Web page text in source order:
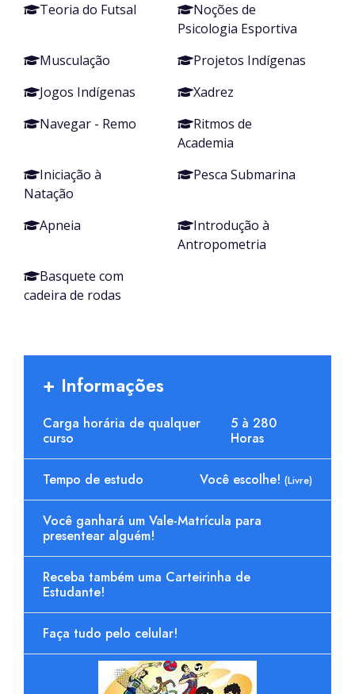
Teoria do Futsal
Noções de
Psicologia Esportiva
Musculação
Projetos Indígenas
Jogos Indígenas
Xadrez
Navegar - Remo
Ritmos de
Academia
Iniciação à
Natação
Pesca Submarina
Apneia
Introdução à
Antropometria
Basquete com
cadeira de rodas
+ Informações
Carga horária de qualquer
curso
5 à 280
Horas
Tempo de estudo Você escolhe! (Livre)
Você ganhará um Vale-Matrícula para
presentear alguém!
Receba também uma Carteirinha de
Estudante!
Faça tudo pelo celular!